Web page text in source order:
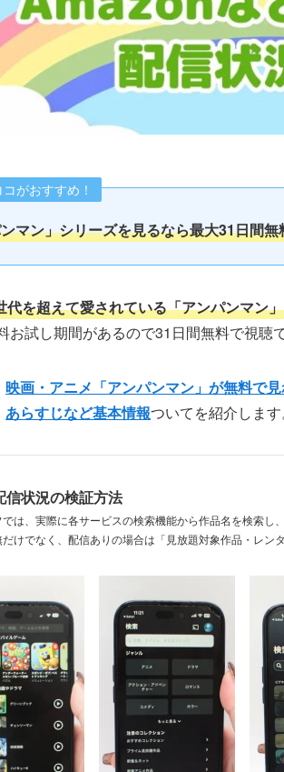
がおすすめ！
マン」シリーズを見るなら最大31日間無
代を超えて愛されている「アンパンマン
お試し期間があるので31日間無料で視聴で
映画・アニメ「アンパンマン」が無料で
あらすじなど基本情報ついてを紹介します
信状況の検証方法
は、実際に各サービスの検索機能から作品名を検索し
けでなく、配信ありの場合は「見放題対象作品・レン